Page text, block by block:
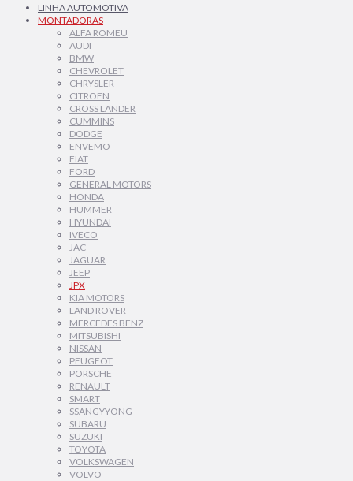
LINHA AUTOMOTIVA
MONTADORAS
ALFA ROMEU
AUDI
BMW
CHEVROLET
CHRYSLER
CITROEN
CROSS LANDER
CUMMINS
DODGE
ENVEMO
FIAT
FORD
GENERAL MOTORS
HONDA
HUMMER
HYUNDAI
IVECO
JAC
JAGUAR
JEEP
JPX
KIA MOTORS
LAND ROVER
MERCEDES BENZ
MITSUBISHI
NISSAN
PEUGEOT
PORSCHE
RENAULT
SMART
SSANGYYONG
SUBARU
SUZUKI
TOYOTA
VOLKSWAGEN
VOLVO